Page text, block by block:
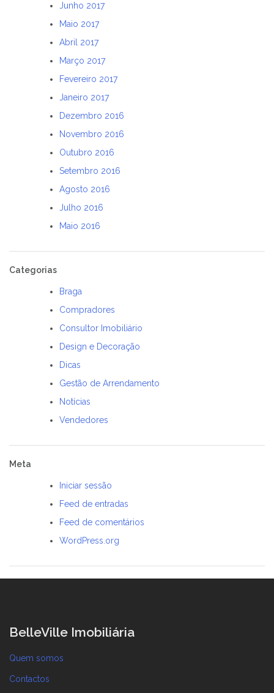
Junho 2017
Maio 2017
Abril 2017
Março 2017
Fevereiro 2017
Janeiro 2017
Dezembro 2016
Novembro 2016
Outubro 2016
Setembro 2016
Agosto 2016
Julho 2016
Maio 2016
Categorias
Braga
Compradores
Consultor Imobiliário
Design e Decoração
Dicas
Gestão de Arrendamento
Notícias
Vendedores
Meta
Iniciar sessão
Feed de entradas
Feed de comentários
WordPress.org
BelleVille Imobiliária
Quem somos
Contactos